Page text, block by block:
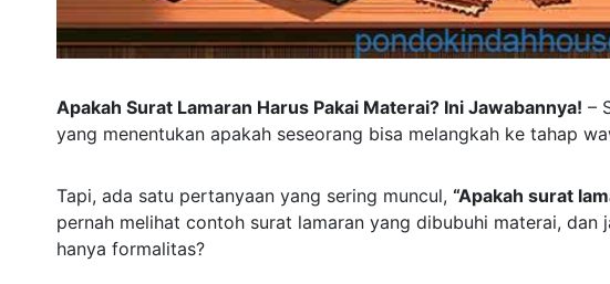
Apakah Surat Lamaran Harus Pakai Materai? Ini Jawabannya! –
yang menentukan apakah seseorang bisa melangkah ke tahap
Tapi, ada satu pertanyaan yang sering muncul, “Apakah surat
pernah melihat contoh surat lamaran yang dibubuhi materai,
hanya formalitas?